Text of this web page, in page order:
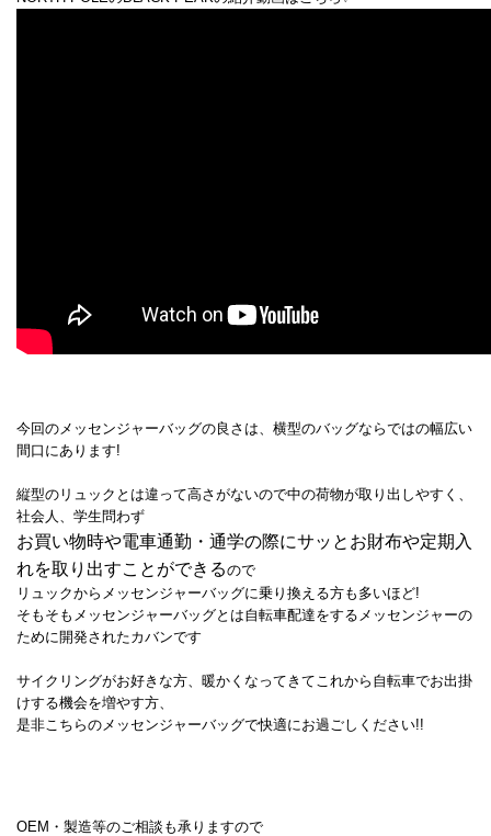
今回のメッセンジャーバッグの良さは、 横型のバッグならではの幅広い
間口 にあります!
縦型のリュックとは違って高さがないので中の荷物が取り出しやすく、
社会人、学生問わず
お買い物時や電車通勤・通学の際にサッとお財布や定期入
れを取り出すことができるので
リュックからメッセンジャーバッグに乗り換える方も多いほど!
そもそもメッセンジャーバッグとは自転車配達をするメッセンジャーの
ために開発されたカバンです
サイクリングがお好きな方、 暖かくなってきてこれから自転車でお出掛
けする機会を増やす方、
是非こちらのメッセンジャーバッグで快適にお過ごしください!!
OEM・製造等のご相談も承りますので